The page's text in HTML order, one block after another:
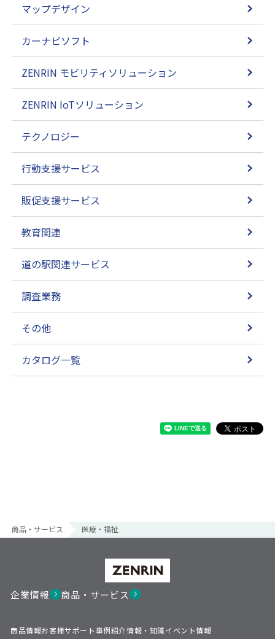
マップデザイン
カーナビソフト
ZENRIN モビリティソリューション
ZENRIN IoTソリューション
テクノロジー
行動支援サービス
販促支援サービス
教育関連
道の駅関連サービス
調査業務
その他
カタログ一覧
商品・サービス 医療・福祉
企業情報 商品・サービス
商品情報お客様サポート事例紹介情報・知識イベント情報